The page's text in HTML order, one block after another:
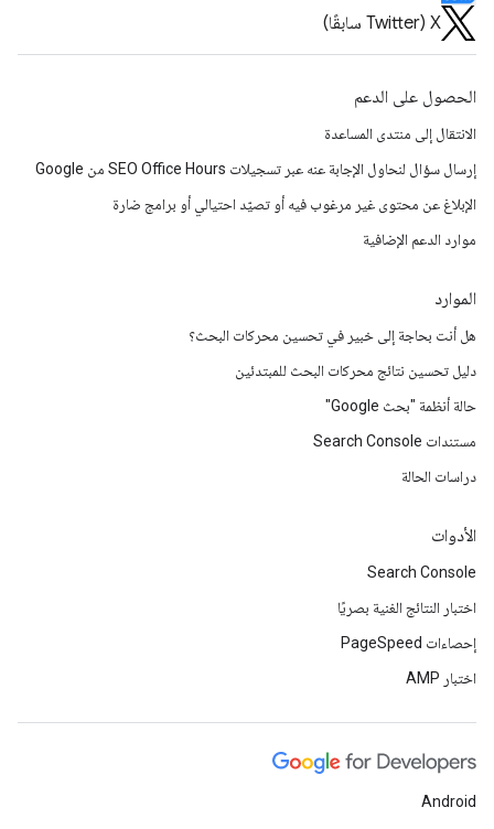
‫X ‏(Twitter سابقًا)
الحصول على الدعم
الانتقال إلى منتدى المساعدة
إرسال سؤال لنحاول الإجابة عنه عبر تسجيلات SEO Office Hours من Google
الإبلاغ عن محتوى غير مرغوب فيه أو تصيّد احتيالي أو برامج ضارة
موارد الدعم الإضافية
الموارد
هل أنت بحاجة إلى خبير في تحسين محركات البحث؟
دليل تحسين نتائج محركات البحث للمبتدئين
حالة أنظمة "بحث Google"
مستندات Search Console
دراسات الحالة
الأدوات
Search Console
اختبار النتائج الغنية بصريًا
إحصاءات PageSpeed
اختبار AMP
Android